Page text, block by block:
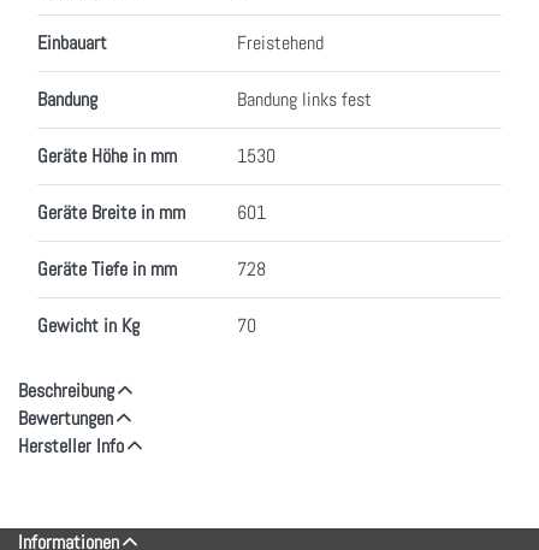
Einbauart Freistehend
Bandung Bandung links fest
Geräte Höhe in mm 1530
Geräte Breite in mm 601
Geräte Tiefe in mm 728
Gewicht in Kg 70
Beschreibung
Bewertungen
Hersteller Info
Informationen